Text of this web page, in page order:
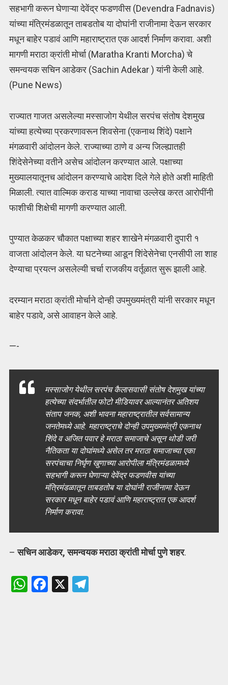
सहभागी करून घेणाऱ्या देवेंद्र फडणवीस (Devendra Fadnavis)
यांच्या मंत्रिमंडळातून ताबडतोब या दोघांनी राजीनामा देऊन सरकार
मधून बाहेर पडावं आणि महाराष्ट्रात एक आदर्श निर्माण करावा. अशी
मागणी मराठा क्रांती मोर्चा (Maratha Kranti Morcha) चे
समन्वयक सचिन आडेकर (Sachin Adekar ) यांनी केली आहे.
(Pune News)
राज्यात गाजत असलेल्या मस्साजोग येथील सरपंच संतोष देशमुख
यांच्या हत्येच्या प्रकरणावरून शिवसेना (एकनाथ शिंदे) पक्षाने
मंगळवारी आंदोलन केले. राज्याच्या ठाणे व अन्य जिल्ह्यातही
शिंदेसेनेच्या वतीने असेच आंदोलन करण्यात आले. पक्षाच्या
मुख्यालयातूनच आंदोलन करण्याचे आदेश दिले गेले होते अशी माहिती
मिळाली. त्यात वाल्मिक कराड याच्या नावाचा उल्लेख करत आरोपींनी
फाशीची शिक्षेची मागणी करण्यात आली.
पुण्यात केळकर चौकात पक्षाच्या शहर शाखेने मंगळवारी दुपारी १
वाजता आंदोलन केले. या घटनेच्या आडून शिंदेसेनेचा एनसीपी ला शाह
देण्याचा प्रयत्न असलेल्यी चर्चा राजकीय वर्तूळात सुरू झाली आहे.
दरम्यान मराठा क्रांती मोर्चाने दोन्ही उपमुख्यमंत्री यांनी सरकार मधून
बाहेर पडावे, असे आवाहन केले आहे.
—-
मस्साजोग येथील सरपंच कैलासवासी संतोष देशमुख यांच्या
हत्येच्या संदर्भातील फोटो मीडियावर आल्यानंतर अतिशय
संताप जनक, अशी भावना महाराष्ट्रातील सर्वसामान्य
जनतेमध्ये आहे. महाराष्ट्राचे दोन्ही उपमुख्यमंत्री एकनाथ
शिंदे व अजित पवार हे मराठा समाजाचे असून थोडी जरी
नैतिकता या दोघांमध्ये असेल तर मराठा समाजाच्या एका
सरपंचाचा निर्घृण खुणाच्या आरोपीला मंत्रिमंडळामध्ये
सहभागी करून घेणाऱ्या देवेंद्र फडणवीस यांच्या
मंत्रिमंडळातून ताबडतोब या दोघांनी राजीनामा देऊन
सरकार मधून बाहेर पडावं आणि महाराष्ट्रात एक आदर्श
निर्माण करावा.
–सचिन आडेकर, समन्वयक मराठा क्रांती मोर्चा पुणे शहर.
W F X T